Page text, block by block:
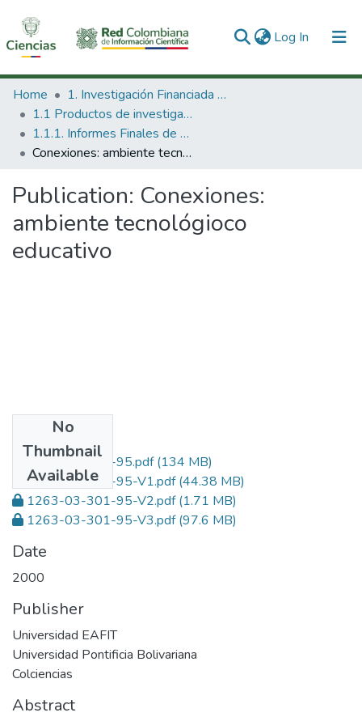
Log In (current)
Communities & Collections
All of DSpace
Statistics
Home
1. Investigación Financiada con Recursos Públicos
1.1 Productos de investigación
1.1.1. Informes Finales de Proyectos de Investigación
Conexiones: ambiente tecnológioco educativo
Publication: Conexiones:
ambiente tecnológioco
educativo
No
Thumbnail
Available
1263-03-301-95.pdf(134 MB)
1263-03-301-95-V1.pdf(44.38 MB)
1263-03-301-95-V2.pdf(1.71 MB)
1263-03-301-95-V3.pdf(97.6 MB)
Date
2000
Publisher
Universidad EAFIT
Universidad Pontificia Bolivariana
Colciencias
Abstract